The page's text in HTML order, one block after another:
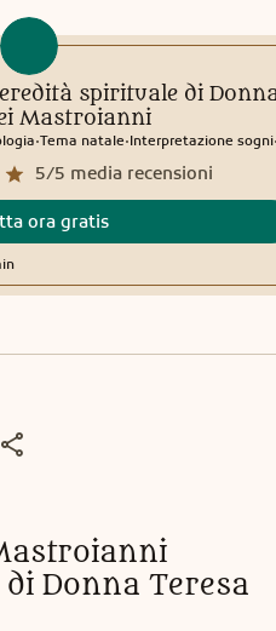
spirituale di
Mastroianni
.Tema natale.Interpretazione sogni
5/5 media recensioni
ora gratis
Donna Teresa